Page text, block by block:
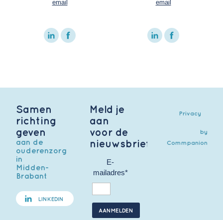
email
email
Samen
richting
geven
aan de
ouderenzorg
in
Midden-
Brabant
LINKEDIN
Meld je
aan
voor de
nieuwsbrief
E-
mailadres*
Privacy
by
Commpanion